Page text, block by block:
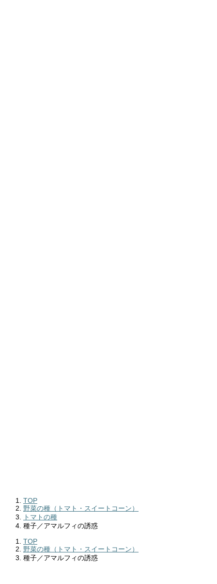
TOP
野菜の種（トマト・スイートコーン）
トマトの種
種子／アマルフィの誘惑
TOP
野菜の種（トマト・スイートコーン）
種子／アマルフィの誘惑